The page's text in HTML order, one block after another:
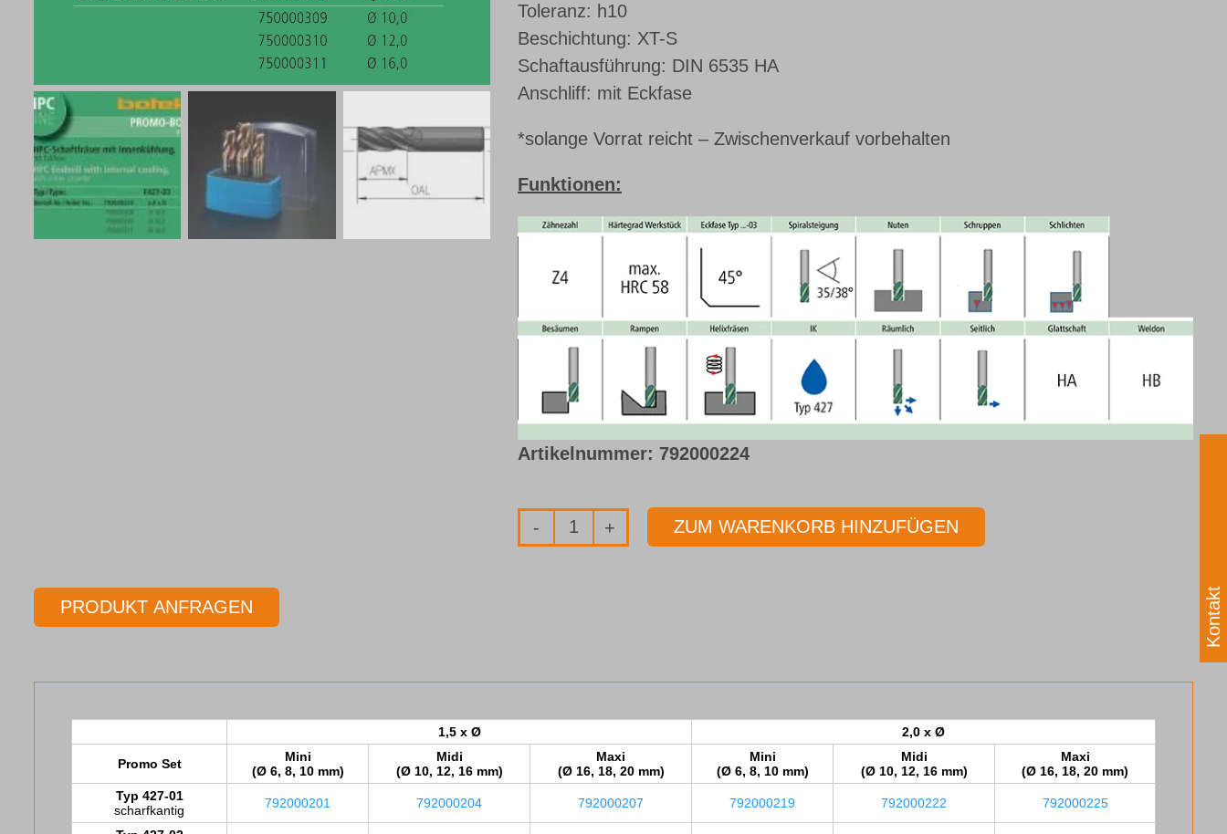
Toleranz: h10
Beschichtung: XT-S
Schaftausführung: DIN 6535 HA
Anschliff: mit Eckfase
*solange Vorrat reicht – Zwischenverkauf vorbehalten
Funktionen:
Artikelnummer: 792000224
Promo-
03,
10,00
ZUM WARENKORB HINZUFÜGEN
PRODUKT ANFRAGEN
1,5 x Ø 2,0 x Ø
Promo Set
Mini
(Ø 6, 8, 10 mm)
Midi
(Ø 10, 12, 16 mm)
Maxi
(Ø 16, 18, 20 mm)
Mini
(Ø 6, 8, 10 mm)
Midi
(Ø 10, 12, 16 mm)
Maxi
(Ø 16, 18, 20 mm)
Typ 427-01
scharfkantig
792000201 792000204 792000207 792000219 792000222 792000225
Kontakt